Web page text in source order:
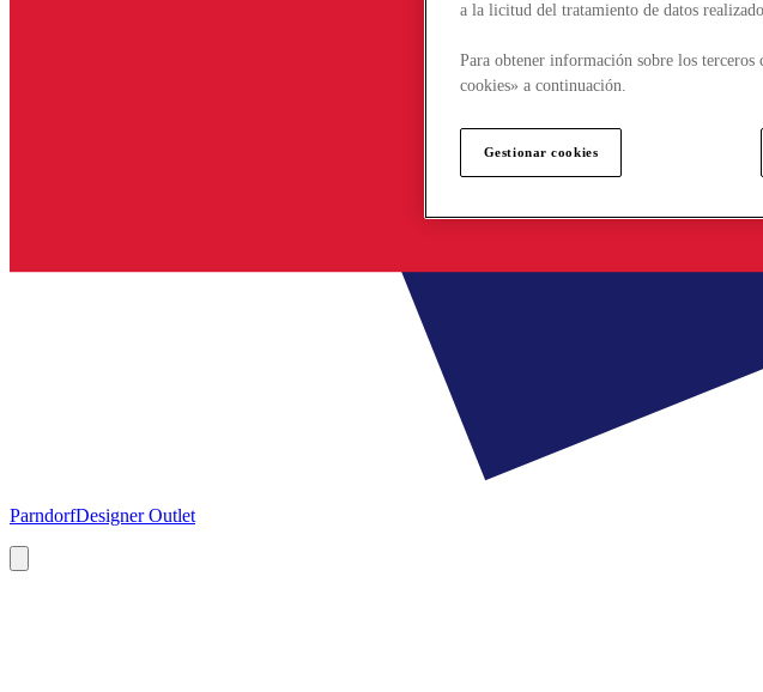
ParndorfDesigner Outlet
a la licitud del tratamiento de datos
Para obtener información sobre los
cookies» a continuación.
Gestionar cookies